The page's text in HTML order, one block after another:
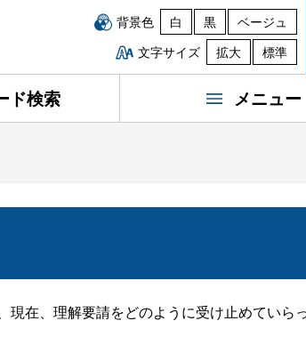
背景色 白 黒
ベージュ
文字サイズ
拡大 標準
ド検索 メニュー
在、理解要請をどのように受け止めていらっ